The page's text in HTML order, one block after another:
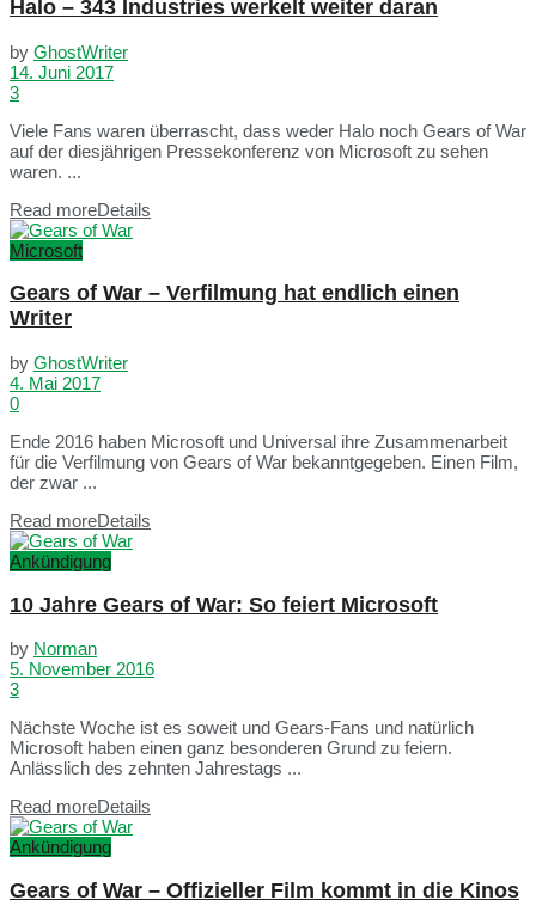
Halo – 343 Industries werkelt weiter daran
by GhostWriter
14. Juni 2017
3
Viele Fans waren überrascht, dass weder Halo noch Gears of War
auf der diesjährigen Pressekonferenz von Microsoft zu sehen
waren. ...
Read moreDetails
Microsoft
Gears of War – Verfilmung hat endlich einen
Writer
by GhostWriter
4. Mai 2017
0
Ende 2016 haben Microsoft und Universal ihre Zusammenarbeit
für die Verfilmung von Gears of War bekanntgegeben. Einen Film,
der zwar ...
Read moreDetails
Ankündigung
10 Jahre Gears of War: So feiert Microsoft
by Norman
5. November 2016
3
Nächste Woche ist es soweit und Gears-Fans und natürlich
Microsoft haben einen ganz besonderen Grund zu feiern.
Anlässlich des zehnten Jahrestags ...
Read moreDetails
Ankündigung
Gears of War – Offizieller Film kommt in die Kinos